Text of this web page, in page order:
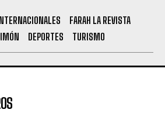
FARAH LA REVISTA
DEPORTES TURISMO